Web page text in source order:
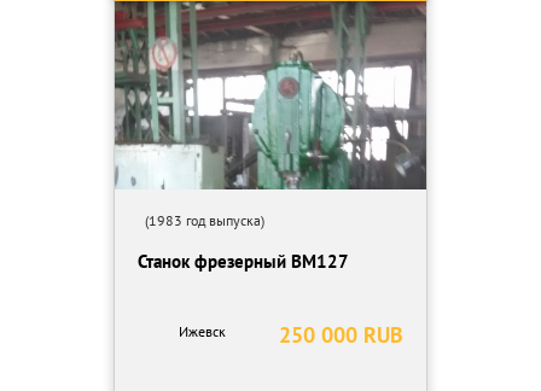
(1983 год выпуска)
Станок фрезерный ВМ127
250 000 RUB
Ижевск